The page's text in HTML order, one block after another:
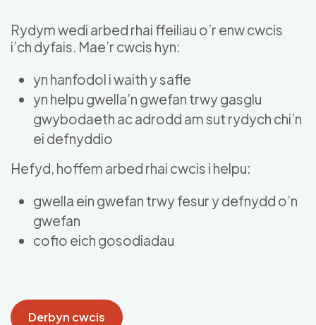
Rydym wedi arbed rhai ffeiliau o’r enw cwcis
i’ch dyfais. Mae’r cwcis hyn:
yn hanfodol i waith y safle
yn helpu gwella’n gwefan trwy gasglu
gwybodaeth ac adrodd am sut rydych chi’n
ei defnyddio
Hefyd, hoffem arbed rhai cwcis i helpu:
gwella ein gwefan trwy fesur y defnydd o’n
gwefan
cofio eich gosodiadau
Derbyn cwcis